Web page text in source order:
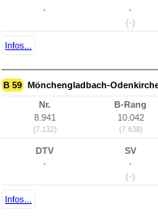
-
-
(-)
Infos...
B 59 Mönchengladbach-
Nr.
8.941
(7.132)
B-Rang
10.042
(7.638)
DTV
-
SV
-
(-)
Infos...